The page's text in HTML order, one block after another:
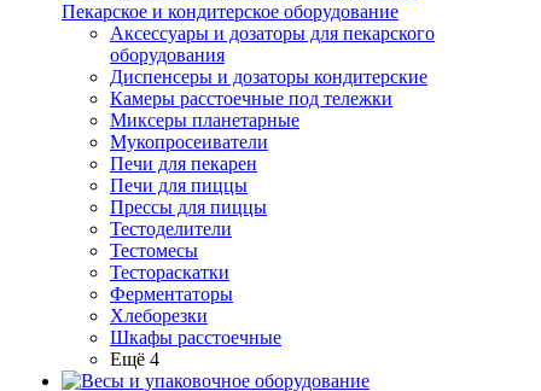
Пекарское и кондитерское оборудование
Аксессуары и дозаторы для пекарского
оборудования
Диспенсеры и дозаторы кондитерские
Камеры расстоечные под тележки
Миксеры планетарные
Мукопросеиватели
Печи для пекарен
Печи для пиццы
Прессы для пиццы
Тестоделители
Тестомесы
Тестораскатки
Ферментаторы
Хлеборезки
Шкафы расстоечные
Ещё 4